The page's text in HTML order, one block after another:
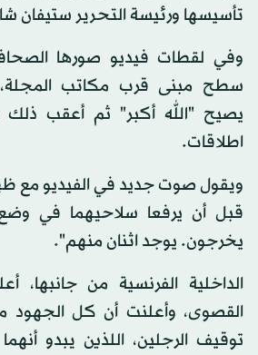
تأسيسها ورئيسة التحرير ستيفان
وفي لقطات فيديو صورها
سطح مبنى قرب مكاتب
يصيح "الله أكبر" ثم أعقب ذلك
اطلاقات.
ويقول صوت جديد في الفيديو مع
قبل أن يرفعا سلاحيهما في وضع
يخرجون. يوجد اثنان منهم".
الداخلية الفرنسية من جانبها،
القصوى، وأعلنت أن كل الجهود
توقيف الرجلين، اللذين يبدو